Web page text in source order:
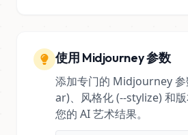
使用 Midjourney 参数
添加专门的 Midjourney 参
ar)、风格化 (--stylize) 和
您的 AI 艺术结果。